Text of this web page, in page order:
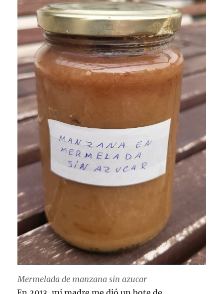
Mermelada de manzana sin azucar